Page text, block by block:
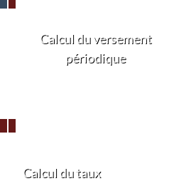
Calcul du versement
périodique
Calcul du taux